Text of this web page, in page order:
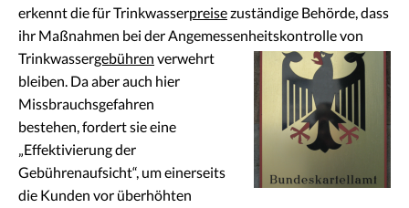
erkennt die für Trinkwasserpreisezuständige Behörde, dass
ihr Maßnahmen bei der Angemessenheitskontrolle von
Trinkwassergebühren verwehrt
bleiben. Da aber auch hier
Missbrauchsgefahren
bestehen, fordert sie eine
„Effektivierung der
Gebührenaufsicht“, um einerseits
die Kunden vor überhöhten